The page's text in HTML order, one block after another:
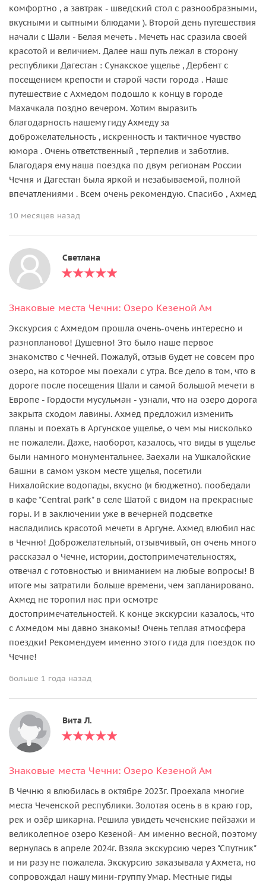
комфортно , а завтрак - шведский стол с разнообразными,
вкусными и сытными блюдами ). Второй день путешествия
начали с Шали - Белая мечеть . Мечеть нас сразила своей
красотой и величием. Далее наш путь лежал в сторону
республики Дагестан : Сунакское ущелье , Дербент с
посещением крепости и старой части города . Наше
путешествие с Ахмедом подошло к концу в городе
Махачкала поздно вечером. Хотим выразить
благодарность нашему гиду Ахмеду за
доброжелательность , искренность и тактичное чувство
юмора . Очень ответственный , терпелив и заботлив.
Благодаря ему наша поездка по двум регионам России
Чечня и Дагестан была яркой и незабываемой, полной
впечатлениями . Всем очень рекомендую. Спасибо , Ахмед
10 месяцев назад
Светлана
Знаковые места Чечни: Озеро Кезеной Ам
Экскурсия с Ахмедом прошла очень-очень интересно и
разнопланово! Душевно! Это было наше первое
знакомство с Чечней. Пожалуй, отзыв будет не совсем про
озеро, на которое мы поехали с утра. Все дело в том, что в
дороге после посещения Шали и самой большой мечети в
Европе - Гордости мусульман - узнали, что на озеро дорога
закрыта сходом лавины. Ахмед предложил изменить
планы и поехать в Аргунское ущелье, о чем мы нисколько
не пожалели. Даже, наоборот, казалось, что виды в ущелье
были намного монументальнее. Заехали на Ушкалойские
башни в самом узком месте ущелья, посетили
Нихалойские водопады, вкусно (и бюджетно). пообедали
в кафе "Central park" в селе Шатой с видом на прекрасные
горы. И в заключении уже в вечерней подсветке
насладились красотой мечети в Аргуне. Ахмед влюбил нас
в Чечню! Доброжелательный, отзывчивый, он очень много
рассказал о Чечне, истории, достопримечательностях,
отвечал с готовностью и вниманием на любые вопросы! В
итоге мы затратили больше времени, чем запланировано.
Ахмед не торопил нас при осмотре
достопримечательностей. К конце экскурсии казалось, что
с Ахмедом мы давно знакомы! Очень теплая атмосфера
поездки! Рекомендуем именно этого гида для поездок по
Чечне!
больше 1 года назад
Вита Л.
Знаковые места Чечни: Озеро Кезеной Ам
В Чечню я влюбилась в октябре 2023г. Проехала многие
места Чеченской республики. Золотая осень в в краю гор,
рек и озёр шикарна. Решила увидеть чеченские пейзажи и
великолепное озеро Кезеной- Ам именно весной, поэтому
вернулась в апреле 2024г. Взяла экскурсию через "Спутник"
и ни разу не пожалела. Экскурсию заказывала у Ахмета, но
сопровождал нашу мини-группу Умар. Местные гиды